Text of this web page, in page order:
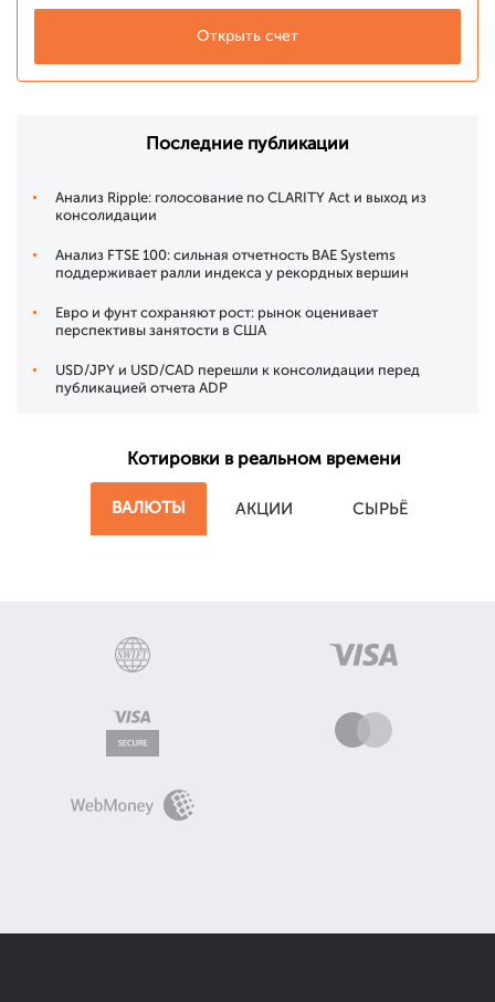
Открыть счет
Последние публикации
Анализ Ripple: голосование по CLARITY Act и выход из
консолидации
Анализ FTSE 100: сильная отчетность BAE Systems
поддерживает ралли индекса у рекордных вершин
Евро и фунт сохраняют рост: рынок оценивает
перспективы занятости в США
USD/JPY и USD/CAD перешли к консолидации перед
публикацией отчета ADP
Котировки в реальном времени
ВАЛЮТЫ АКЦИИ СЫРЬЁ